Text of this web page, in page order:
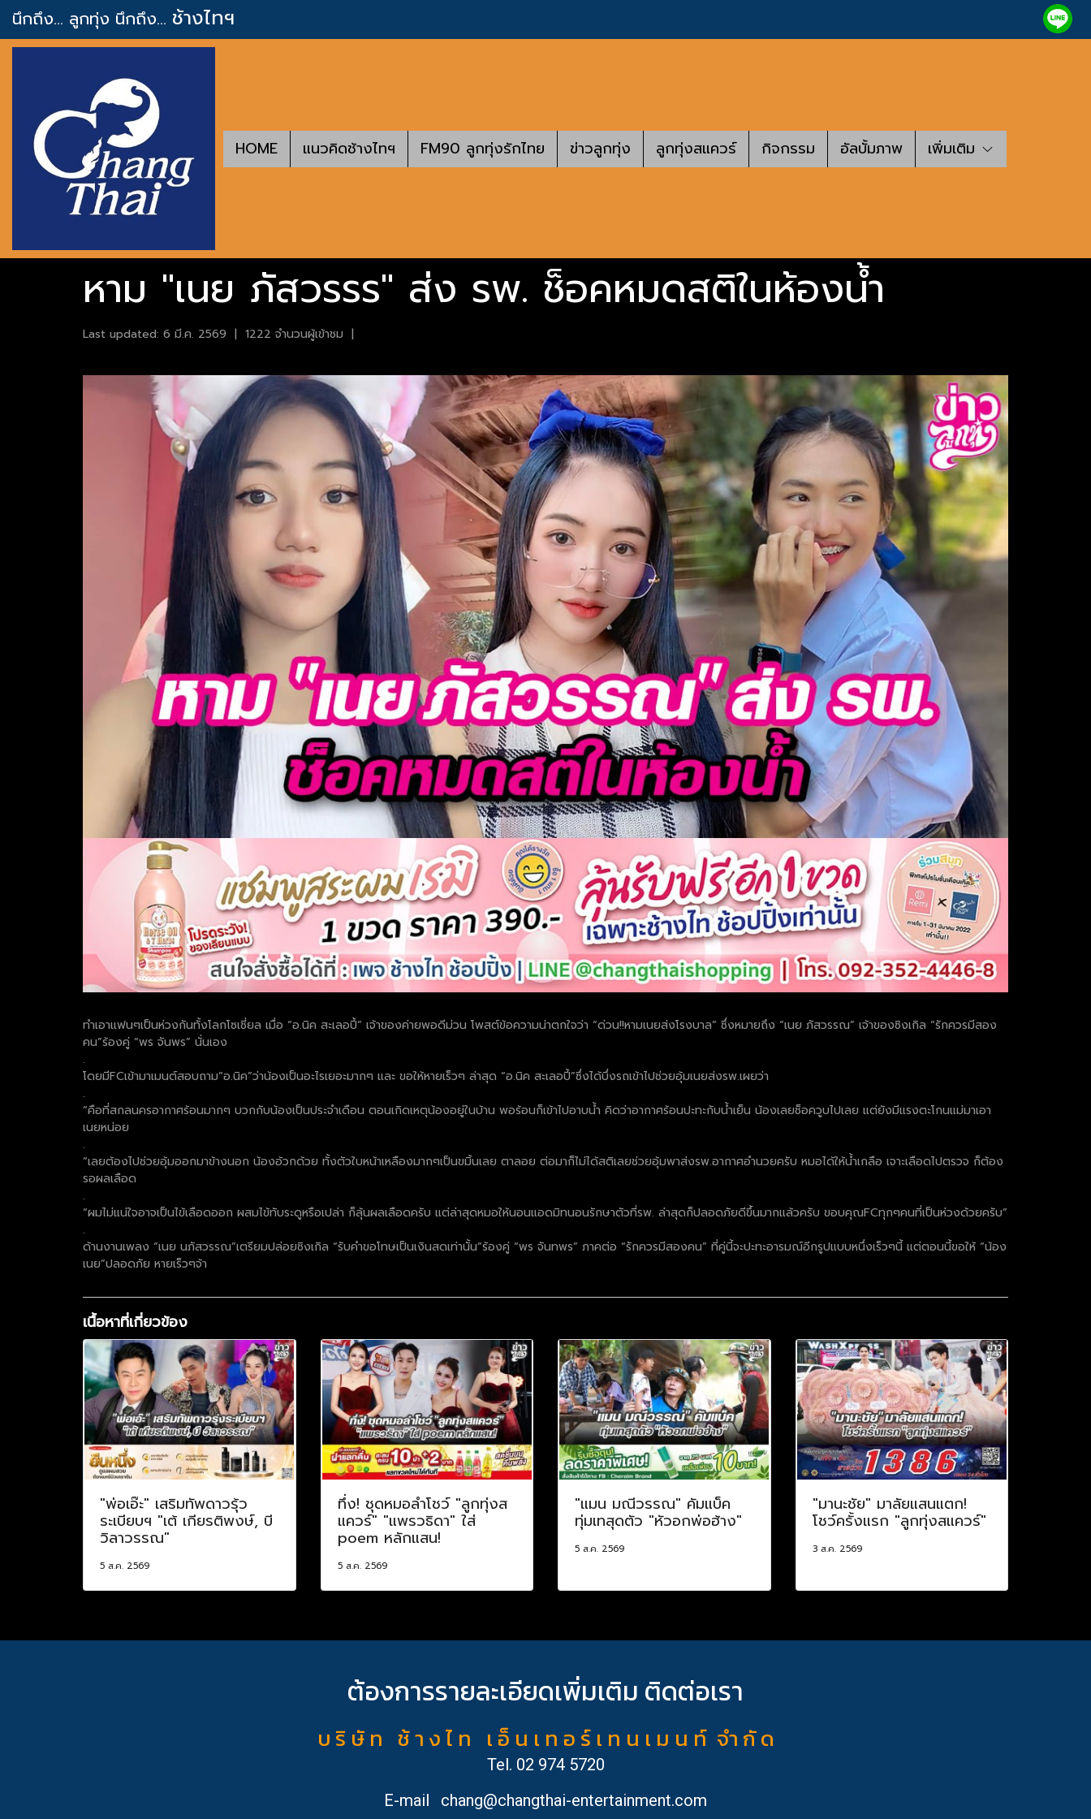
นึกถึง... ลูกทุ่ง นึกถึง... ช้างไทฯ
HOME แนวคิดช้างไทฯ FM90 ลูกทุ่งรักไทย ข่าวลูกทุ่ง ลูกทุ่งสแควร์ กิจกรรม อัลบั้มภาพ เพิ่มเติม
หาม "เนย ภัสวรรร" ส่ง รพ. ช็อคหมดสติในห้องน้ำ
Last updated: 6 มี.ค. 2569 | 1222 จำนวนผู้เข้าชม |
ทำเอาแฟนๆเป็นห่วงกันทั้งโลกโซเชี่ยล เมื่อ “อ.นิค สะเลอปี้” เจ้าของค่ายพอดีม่วน โพสต์ข้อความน่าตกใจว่า “ด่วน!!หามเนยส่งโรงบาล” ซึ่งหมายถึง “เนย ภัสวรรณ” เจ้าของซิงเกิล “รักควรมีสอง
คน”ร้องคู่ “พร จันพร” นั่นเอง
.
โดยมีFCเข้ามาเมนต์สอบถาม”อ.นิค”ว่าน้องเป็นอะไรเยอะมากๆ และ ขอให้หายเร็วๆ ล่าสุด “อ.นิค สะเลอปี้”ซึ่งได้บึ่งรถเข้าไปช่วยอุ้มเนยส่งรพ.เผยว่า
.
“คือที่สกลนครอากาศร้อนมากๆ บวกกับน้องเป็นประจำเดือน ตอนเกิดเหตุน้องอยู่ในบ้าน พอร้อนก็เข้าไปอาบน้ำ คิดว่าอากาศร้อนปะทะกับน้ำเย็น น้องเลยช็อควูบไปเลย แต่ยังมีแรงตะโกนแม่มาเอา
เนยหน่อย
.
“เลยต้องไปช่วยอุ้มออกมาข้างนอก น้องอ้วกด้วย ทั้งตัวใบหน้าเหลืองมากๆเป็นขมิ้นเลย ตาลอย ต่อมาก็ไม่ได้สติเลยช่วยอุ้มพาส่งรพ.อากาศอำนวยครับ หมอได้ให้น้ำเกลือ เจาะเลือดไปตรวจ ก็ต้อง
รอผลเลือด
.
“ผมไม่แน่ใจอาจเป็นไข้เลือดออก ผสมไข้ทับระดูหรือเปล่า ก็ลุ้นผลเลือดครับ แต่ล่าสุดหมอให้นอนแอดมิทนอนรักษาตัวที่รพ. ล่าสุดก็ปลอดภัยดีขึ้นมากแล้วครับ ขอบคุณFCทุกๆคนที่เป็นห่วงด้วยครับ”
.
ด้านงานเพลง “เนย นภัสวรรณ”เตรียมปล่อยซิงเกิล “รับคำขอโทษเป็นเงินสดเท่านั้น”ร้องคู่ “พร จันทพร” ภาคต่อ “รักควรมีสองคน” ที่คู่นี้จะปะทะอารมณ์อีกรูปแบบหนึ่งเร็วๆนี้ แต่ตอนนี้ขอให้ “น้อง
เนย”ปลอดภัย หายเร็วๆจ้า
เนื้อหาที่เกี่ยวข้อง
"พ่อเอ๊ะ" เสริมทัพดาวรุ้ว
ระเบียบฯ "เต้ เกียรติพงษ์, บี
วิลาวรรณ"
5 ส.ค. 2569
ทึ่ง! ชุดหมอลำโชว์ "ลูกทุ่งส
แควร์" "แพรวธิดา" ใส่
poem หลักแสน!
5 ส.ค. 2569
"แมน มณีวรรณ" คัมแบ็ค
ทุ่มเทสุดตัว "หัวอกพ่อฮ้าง"
5 ส.ค. 2569
"มานะชัย" มาลัยแสนแตก!
โชว์ครั้งแรก "ลูกทุ่งสแควร์"
3 ส.ค. 2569
ต้องการรายละเอียดเพิ่มเติม ติดต่อเรา
บ ริ ษั ท ช้ า ง ไ ท เ อ็ น เ ท อ ร์ เ ท น เ ม น ท์ จำ กั ด
Tel. 02 974 5720
E-mail
chang@changthai-entertainment.com